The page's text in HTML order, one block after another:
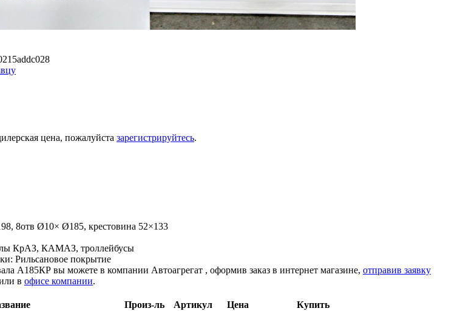
цена, пожалуйста зарегистрируйтесь.
8отв Ø10× Ø185, крестовина 52×133
КрАЗ, КАМАЗ, троллейбусы
Рильсановое покрытие
А185КР вы можете в компании Автоагрегат , оформив заказ в интернет магазине, отправив заявку
в офисе компании.
Произ-ль Артикул Цена
Купить